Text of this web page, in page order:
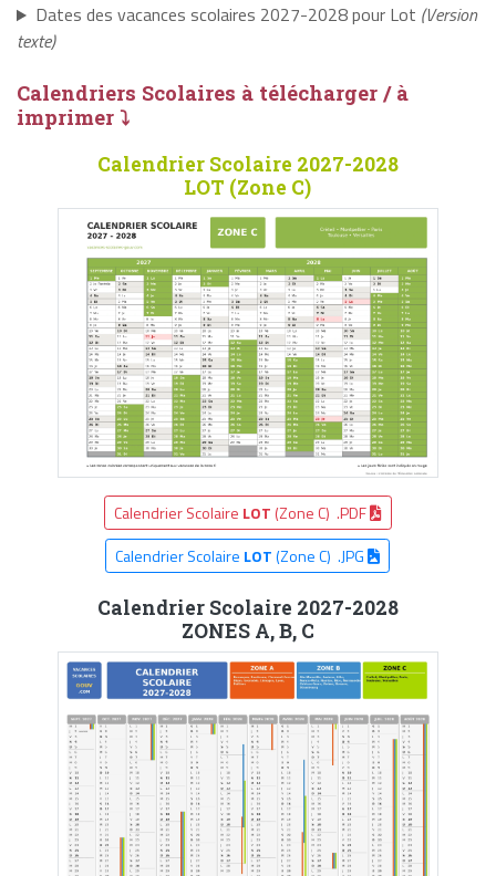
Dates des vacances scolaires 2027-2028 pour Lot (Version
texte)
Calendriers Scolaires à télécharger / à
imprimer ⤵
Calendrier Scolaire 2027-2028
LOT (Zone C)
Calendrier Scolaire LOT (Zone C) .PDF
Calendrier Scolaire LOT(Zone C) .JPG
Calendrier Scolaire 2027-2028
ZONES A, B, C